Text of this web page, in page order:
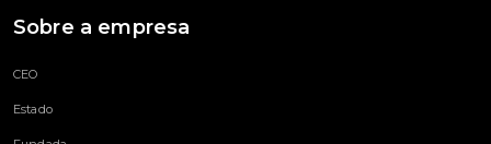
Sobre a empresa
CEO
Estado